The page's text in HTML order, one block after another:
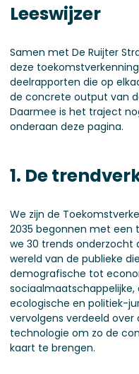
Leeswijzer
Samen met De Ruijter
deze
deelrapporten die op
de concrete output van
Daarmee is het traject
onderaan deze pagina.
1. De
We zijn de
2035 begonnen met een
we 30 trends onderzocht
wereld van de publieke
demografische tot
ecologische en politiek-
vervolgens verdeeld over
technologie om zo de
kaart te brengen.